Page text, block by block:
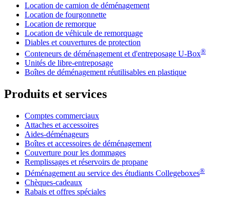
Location de camion de déménagement
Location de fourgonnette
Location de remorque
Location de véhicule de remorquage
Diables et couvertures de protection
Conteneurs de déménagement et d'entreposage U-Box®
Unités de libre-entreposage
Boîtes de déménagement réutilisables en plastique
Produits et services
Comptes commerciaux
Attaches et accessoires
Aides-déménageurs
Boîtes et accessoires de déménagement
Couverture pour les dommages
Remplissages et réservoirs de propane
Déménagement au service des étudiants Collegeboxes®
Chèques-cadeaux
Rabais et offres spéciales